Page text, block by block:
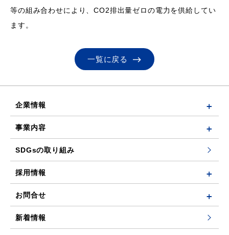
等の組み合わせにより、CO2排出量ゼロの電力を供給してい
ます。
一覧に戻る
企業情報
事業内容
SDGsの取り組み
採用情報
お問合せ
新着情報